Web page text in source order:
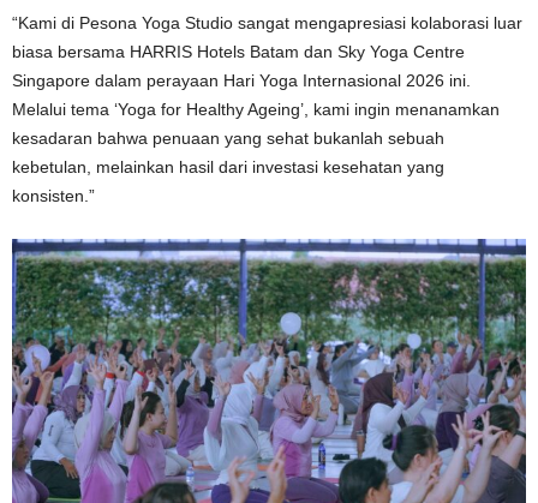
“Kami di Pesona Yoga Studio sangat mengapresiasi kolaborasi luar
biasa bersama HARRIS Hotels Batam dan Sky Yoga Centre
Singapore dalam perayaan Hari Yoga Internasional 2026 ini.
Melalui tema ‘Yoga for Healthy Ageing’, kami ingin menanamkan
kesadaran bahwa penuaan yang sehat bukanlah sebuah
kebetulan, melainkan hasil dari investasi kesehatan yang
konsisten.”